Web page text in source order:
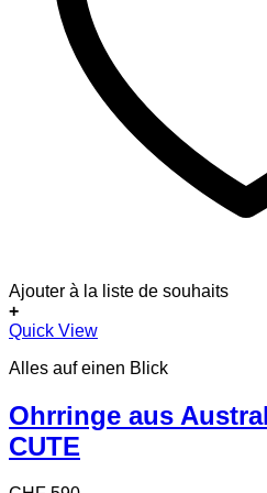
Ajouter à la liste de souhaits
+
Quick View
Alles auf einen Blick
Ohrringe aus
CUTE